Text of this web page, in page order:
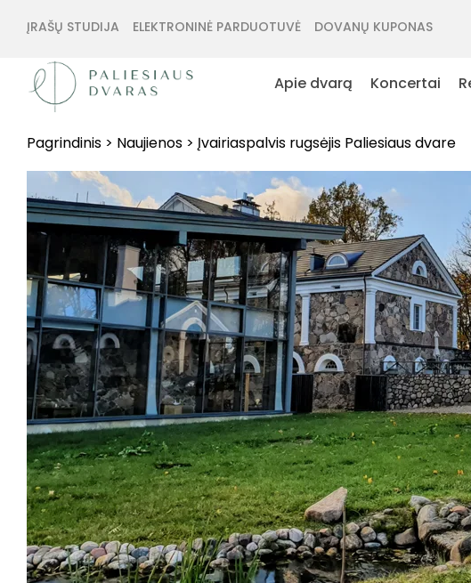
ĮRAŠŲ STUDIJA ELEKTRONINĖ PARDUOTUVĖ DOVANŲ KUPONAS
Apie dvarą Koncertai
Pagrindinis > Naujienos > Įvairiaspalvis rugsėjis Paliesiaus dvare